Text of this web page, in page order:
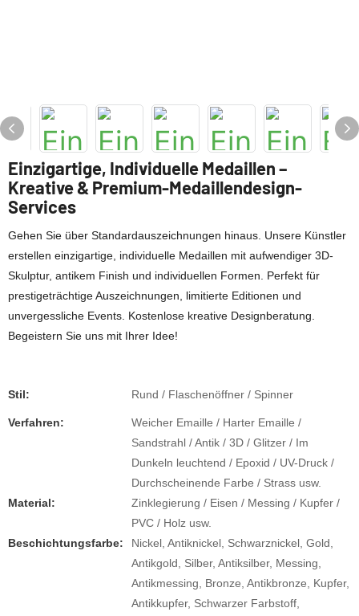
Einzigartige, Individuelle Medaillen –
Kreative & Premium-Medaillendesign-
Services
Gehen Sie über Standardauszeichnungen hinaus. Unsere Künstler
erstellen einzigartige, individuelle Medaillen mit aufwendiger 3D-
Skulptur, antikem Finish und individuellen Formen. Perfekt für
prestigeträchtige Auszeichnungen, limitierte Editionen und
unvergessliche Events. Kostenlose kreative Designberatung.
Begeistern Sie uns mit Ihrer Idee!
Stil: Rund / Flaschenöffner / Spinner
Verfahren:
Weicher Emaille / Harter Emaille /
Sandstrahl / Antik / 3D / Glitzer / Im
Dunkeln leuchtend / Epoxid / UV-Druck /
Durchscheinende Farbe / Strass usw.
Material:
Zinklegierung / Eisen / Messing / Kupfer /
PVC / Holz usw.
Beschichtungsfarbe:
Nickel, Antiknickel, Schwarznickel, Gold,
Antikgold, Silber, Antiksilber, Messing,
Antikmessing, Bronze, Antikbronze, Kupfer,
Antikkupfer, Schwarzer Farbstoff,